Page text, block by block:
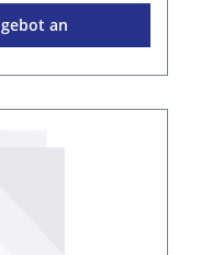
an